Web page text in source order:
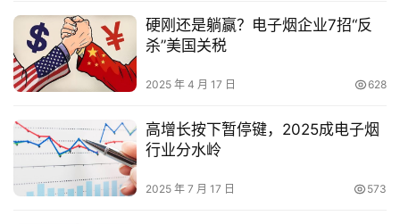
硬刚还是躺赢？电子烟企业7招“反
杀”美国关税
2025 年 4 月 17 日 628
高增长按下暂停键，2025成电子烟
行业分水岭
2025 年 7 月 17 日 573